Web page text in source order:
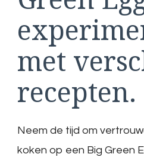
met
recepten.
Neem de tijd om
koken op een Big Green